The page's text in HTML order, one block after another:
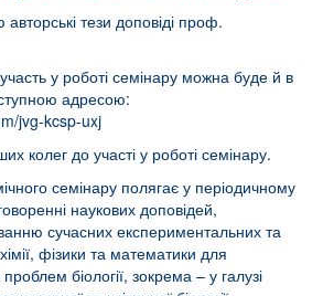
тези доповіді проф.
у роботі семінару можна буде й в
адресою:
jvg-kcsp-uxj
колег до участі у роботі семінару.
семінару полягає у періодичному
наукових доповідей,
сучасних експериментальних та
фізики та математики для
біології, зокрема – у галузі